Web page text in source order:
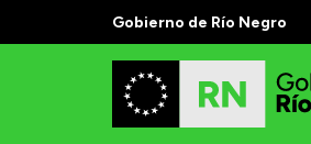
Gobierno de Río Negro